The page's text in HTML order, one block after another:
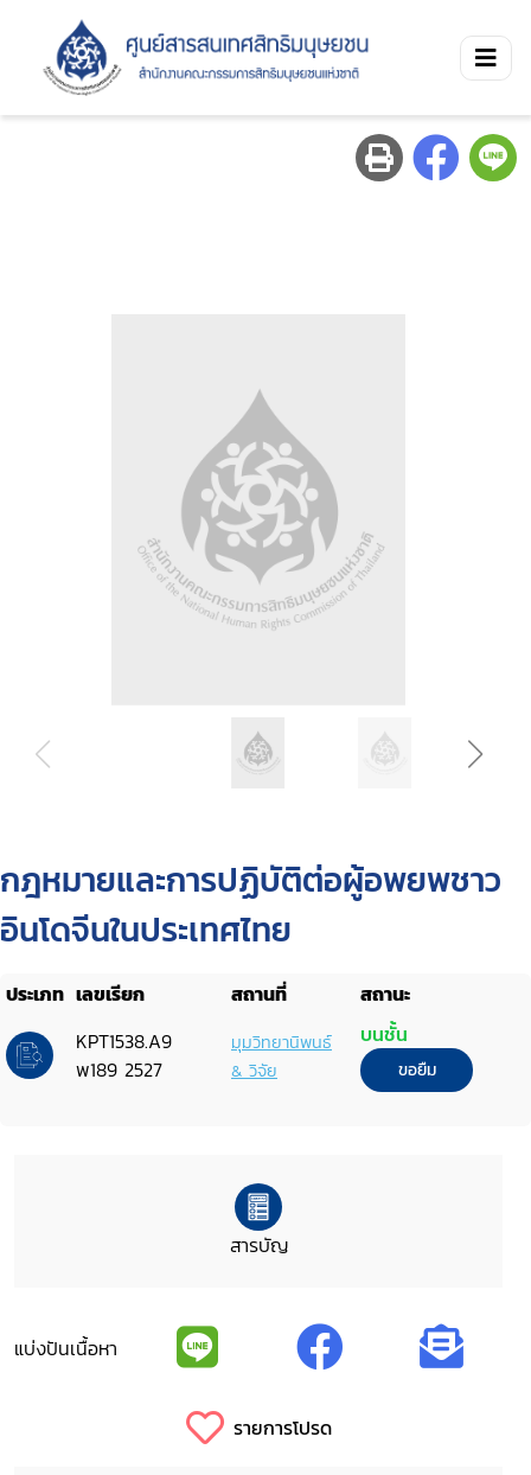
กฎหมายและการปฏิบัติต่อผู้อพยพชาว
อินโดจีนในประเทศไทย
ประเภท เลขเรียก สถานที่
สถานะ
KPT1538.A9
พ189 2527
มุมวิทยานิพนธ์
& วิจัย
บนชั้น
ขอยืม
สารบัญ
แบ่งปันเนื้อหา
รายการโปรด